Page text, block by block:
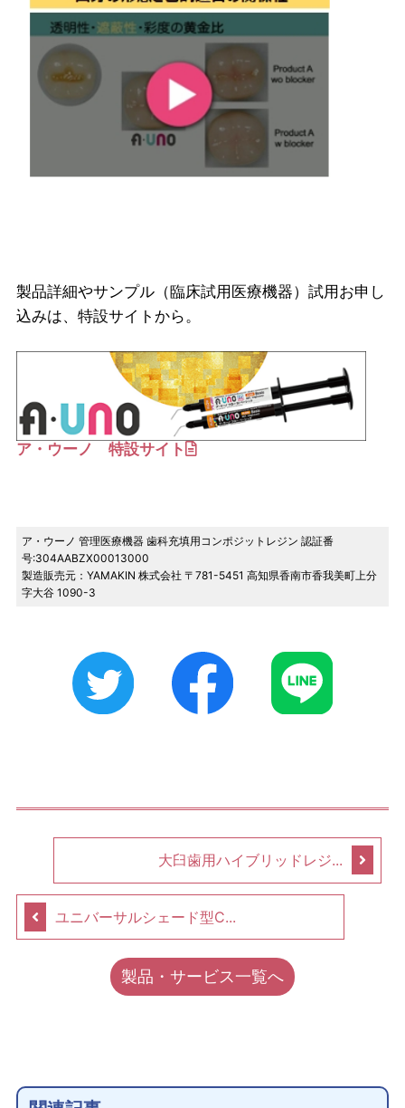
製品詳細やサンプル（臨床試用医療機器）試用お申し
込みは、特設サイトから。
ア・ウーノ 特設サイト
ア・ウーノ 管理医療機器 歯科充填用コンポジットレジン 認証番
号:304AABZX00013000
製造販売元：YAMAKIN 株式会社 〒781-5451 高知県香南市香我美町上分
字大谷 1090-3
大臼歯用ハイブリッドレジ...
ユニバーサルシェード型C...
製品・サービス一覧へ